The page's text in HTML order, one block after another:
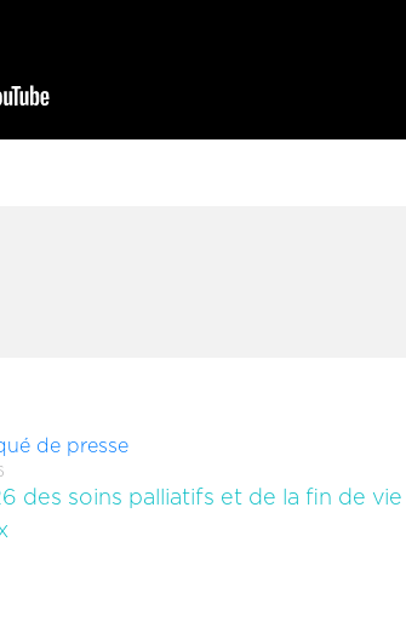
de presse
des soins palliatifs et de la fin de